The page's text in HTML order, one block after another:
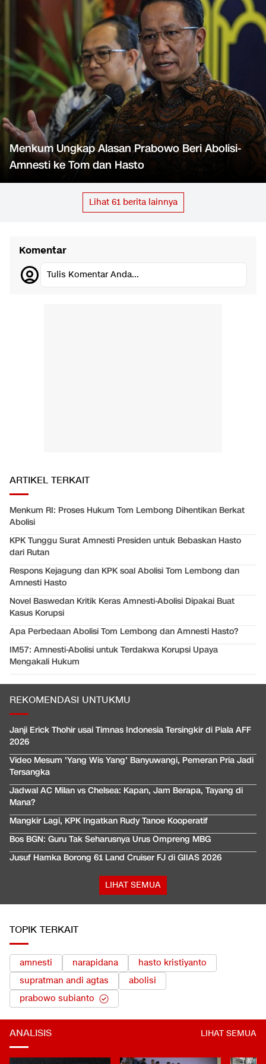
Menkum Ungkap Alasan Prabowo Beri Abolisi-
Amnesti ke Tom dan Hasto
Lihat 61berita lainnya
Komentar
Tulis Komentar Anda...
ARTIKEL TERKAIT
Menkum RI: Proses Hukum Tom Lembong Dihentikan Berkat
Abolisi
KPK Tunggu Surat Amnesti Presiden untuk Bebaskan Hasto
dari Rutan
Respons Kejagung dan KPK soal Abolisi Tom Lembong dan
Amnesti Hasto
Novel Baswedan Kritik Keras Amnesti-Abolisi Dipakai Buat
Kasus Korupsi
Apa Perbedaan Abolisi Tom Lembong dan Amnesti Hasto?
IM57: Amnesti-Abolisi untuk Terdakwa Korupsi Upaya
Mengakali Hukum
REKOMENDASI UNTUKMU
Janji Erick Thohir usai Timnas Indonesia Tersingkir di Piala AFF
2026
Video Mesum 'Yang Wis Yang' Banyuwangi, Pemeran Pria Jadi
Tersangka
Jadwal AC Milan vs Chelsea: Kapan, Jam Berapa, Tayang di
Mana?
Mangkir Lagi, KPK Ingatkan Rudy Tanoe Kooperatif
Bos BGN: Guru Tak Seharusnya Urus Ompreng MBG
Jusuf Hamka Borong 61 Land Cruiser FJ di GIIAS 2026
LIHAT SEMUA
TOPIK TERKAIT
amnesti narapidana
hasto kristiyanto
supratman andi agtas
abolisi
prabowo subianto
ANALISIS LIHAT SEMUA